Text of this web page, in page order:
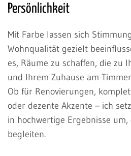
Persönlichkeit
Mit Farbe lassen sich
Wohnqualität gezielt
es, Räume zu schaffen, die zu
und Ihrem Zuhause am
Ob für Renovierungen,
oder dezente Akzente – ich
in hochwertige Ergebnisse um,
begleiten.